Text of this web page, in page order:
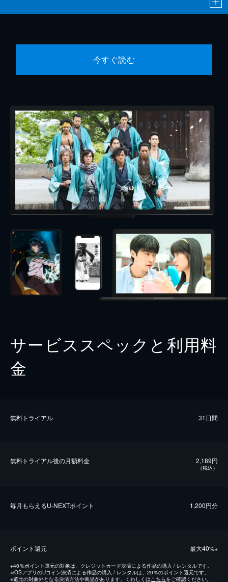
今すぐ読む
サービススペックと利用料
金
無料トライアル 31日間
無料トライアル後の⽉額料金 2,189円
（税込）
毎⽉もらえるU-NEXTポイント 1,200円分
ポイント還元 最⼤40%※
※40％ポイント還元の対象は、クレジットカード決済による作品の購入 / レンタルです。
※iOSアプリのUコイン決済による作品の購入 / レンタルは、20％のポイント還元です。
※還元の対象外となる決済方法や商品があります。くわしくはこちらをご確認ください。